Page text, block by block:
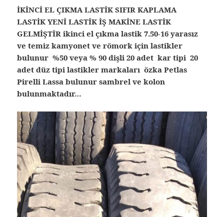
İKİNCİ EL ÇIKMA LASTİK SIFIR KAPLAMA
LASTİK YENİ LASTİK İŞ MAKİNE LASTİK
GELMİŞTİR ikinci el çıkma lastik 7.50-16 yarasız
ve temiz kamyonet ve römork için lastikler
bulunur %50 veya % 90 dişli 20 adet kar tipi 20
adet düz tipi lastikler markaları özka Petlas
Pirelli Lassa bulunur sambrel ve kolon
bulunmaktadır…